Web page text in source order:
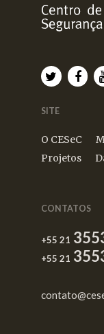
SITE
O CESeC
Projetos
CONTATOS
+55 21
+55 21